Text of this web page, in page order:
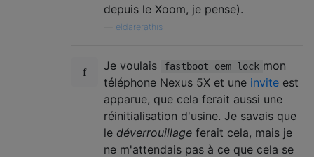
depuis le Xoom, je pense).
eldarerathis
Je voulais fastboot oem lock mon
téléphone Nexus 5X et une invite est
apparue, que cela ferait aussi une
réinitialisation d'usine. Je savais que
le déverrouillage ferait cela, mais je
ne m'attendais pas à ce que cela se